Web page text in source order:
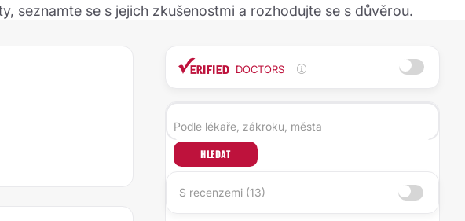
seznamte se s jejich zkušenostmi a rozhodujte se s důvěrou.
DOCTORS
HLEDAT
S recenzemi (13)